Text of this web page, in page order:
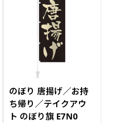
のぼり 唐揚げ／お持
ち帰り／テイクアウ
ト のぼり旗 E7N0